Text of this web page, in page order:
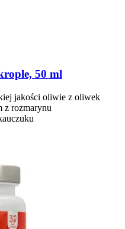
50 ml
jakości oliwie z oliwek
z rozmarynu